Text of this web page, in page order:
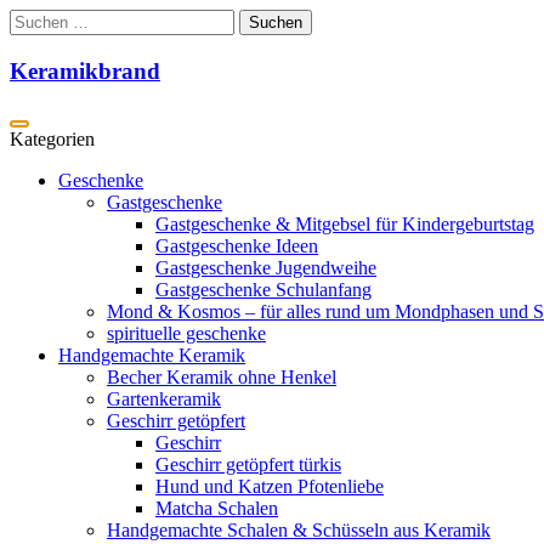
Zum
Inhalt
springen
Suchen
nach:
Keramikbrand
Geschenke
Gastgeschenke
Gastgeschenke & Mitgebsel für Kindergeburtstag
Gastgeschenke Ideen
Gastgeschenke Jugendweihe
Gastgeschenke Schulanfang
Mond & Kosmos – für alles rund um Mondphasen und
spirituelle geschenke
Handgemachte Keramik
Becher Keramik ohne Henkel
Gartenkeramik
Geschirr getöpfert
Geschirr
Geschirr getöpfert türkis
Hund und Katzen Pfotenliebe
Matcha Schalen
Handgemachte Schalen & Schüsseln aus Keramik